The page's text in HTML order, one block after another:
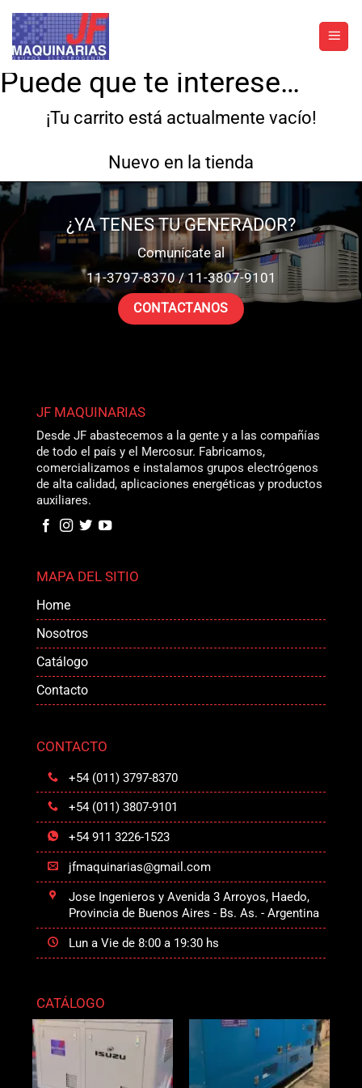
contenido
Puede que te interese…
¡Tu carrito está actualmente vacío!
Nuevo en la tienda
¿YA TENES TU GENERADOR?
Comunícate al
11-3797-8370 / 11-3807-9101
CONTACTANOS
JF MAQUINARIAS
Desde JF abastecemos a la gente y a las compañías
de todo el país y el Mercosur. Fabricamos,
comercializamos e instalamos grupos electrógenos
de alta calidad, aplicaciones energéticas y productos
auxiliares.
MAPA DEL SITIO
Home
Nosotros
Catálogo
Contacto
CONTACTO
+54 (011) 3797-8370
+54 (011) 3807-9101
+54 911 3226-1523
jfmaquinarias@gmail.com
Jose Ingenieros y Avenida 3 Arroyos, Haedo,
Provincia de Buenos Aires - Bs. As. - Argentina
Lun a Vie de 8:00 a 19:30 hs
CATÁLOGO